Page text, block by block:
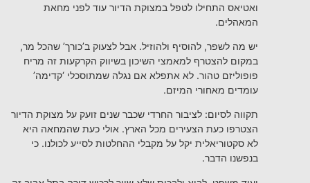
ואטיאס התחילו לטפל במצוקת הדיור עוד לפני מחאת
המאהלים.
יש מה לשפר, להוסיף ולהוזיל. אבל לצעוק ב’כורך’ שהכל מר,
במקום להצטרף למאמצי השיכון בשיווק הקרקעות זה מריח
פופוליזם טהור. לא אתפלא אם נגלה שמתוסכלי ‘קדימה’
עומדים מאחורי המיזם.
תקווה לסיום: לציבור החרדי שכבר שנים זועק על מצוקת הדיור
הצטרפו כעת הצעירים מכל הארץ. אולי כעת שהמחאה היא
לא סקטוריאלית יקל על מקבלי ההחלטות לסייע לכולנו. כי
בנפשנו הדבר.